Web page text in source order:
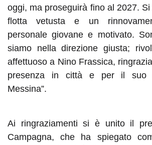
oggi, ma proseguirà fino al 2027.
flotta vetusta e un
personale giovane e motivato.
siamo nella direzione giusta;
affettuoso a Nino Frassica,
presenza in città e per il suo
Messina”.
Ai ringraziamenti si è unito il
Campagna, che ha spiegato